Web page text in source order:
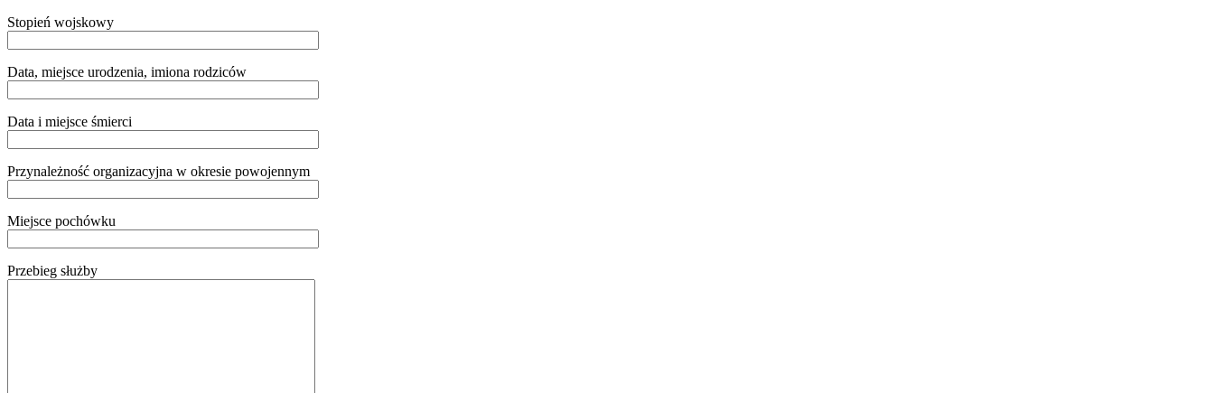
Stopień wojskowy
Data, miejsce urodzenia, imiona rodziców
Data i miejsce śmierci
Przynależność organizacyjna w okresie powojennym
Miejsce pochówku
Przebieg służby